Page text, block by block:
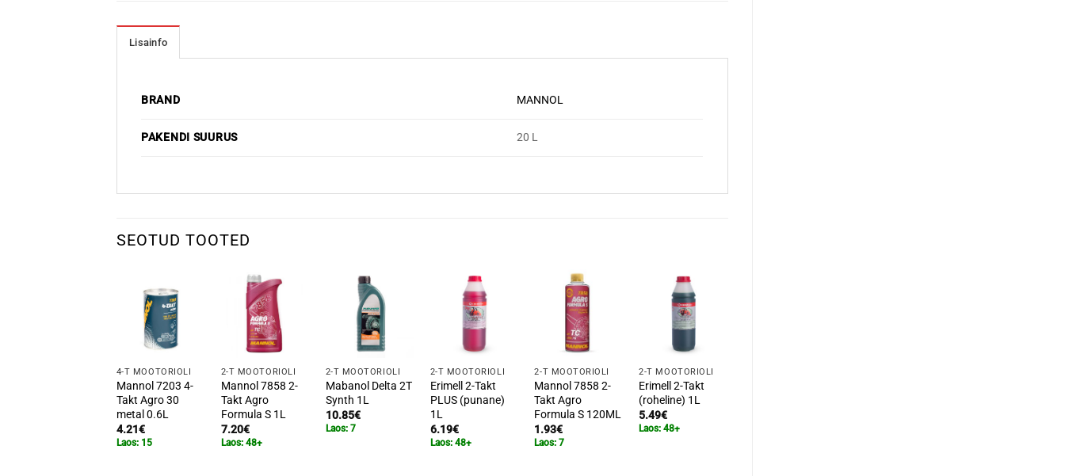
Lisainfo
BRAND MANNOL
PAKENDI SUURUS 20 L
SEOTUD TOOTED
4-T MOOTORIÕLI
Mannol 7203 4-
Takt Agro 30
metal 0.6L
4.21€
Laos: 15
2-T MOOTORIÕLI
Mannol 7858 2-
Takt Agro
Formula S 1L
7.20€
Laos: 48+
2-T MOOTORIÕLI
Mabanol Delta 2T
Synth 1L
10.85€
Laos: 7
2-T MOOTORIÕLI
Erimell 2-Takt
PLUS (punane)
1L
6.19€
Laos: 48+
2-T MOOTORIÕLI
Mannol 7858 2-
Takt Agro
Formula S 120ML
1.93€
Laos: 7
2-T MOOTORIÕLI
Erimell 2-Takt
(roheline) 1L
5.49€
Laos: 48+